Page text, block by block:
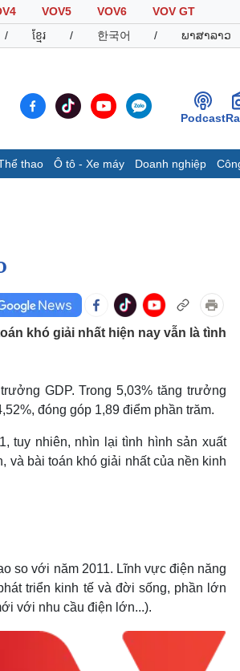
VOV5 VOV6
VOV GT
/ ខ្មែរ / 한국어 / ພາສາລາວ
Podcast
thao Ô tô - Xe máy Doanh nghiệp
Ô tô - Xe máy
Tư vấn
Doanh
Thông
Doanh
Doanh
Vì cộng
Giải trí
Nghệ sĩ
Du lịch
Tư vấn
khó giải nhất hiện nay vẫn là tình
GDP. Trong 5,03% tăng trưởng
đóng góp 1,89 điểm phần trăm.
tuy nhiên, nhìn lại tình hình sản xuất
và bài toán khó giải nhất của nền kinh
so với năm 2011. Lĩnh vực điện năng
triển kinh tế và đời sống, phần lớn
với nhu cầu điện lớn...).